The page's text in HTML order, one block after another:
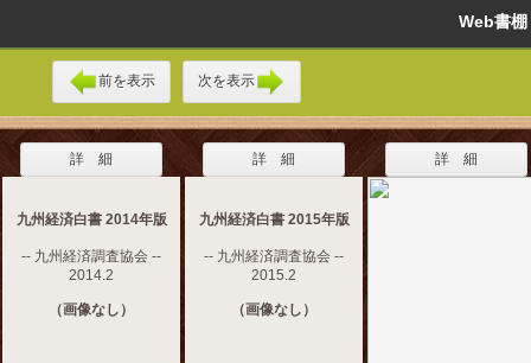
Web書
前を表示 次を表示
詳 細
九州経済白書 2014年版
-- 九州経済調査協会 --
2014.2
（画像なし）
詳 細
九州経済白書 2015年版
-- 九州経済調査協会 --
2015.2
（画像なし）
詳 細